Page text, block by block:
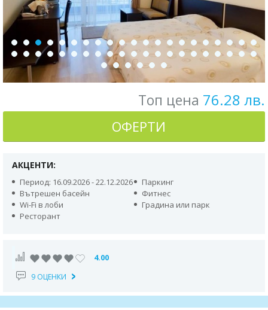
Топ цена 76.28 лв.
ОФЕРТИ
АКЦЕНТИ:
Период: 16.09.2026 - 22.12.2026
Паркинг
Вътрешен басейн
Фитнес
Wi-Fi в лоби
Градина или парк
Ресторант
4.00
9 ОЦЕНКИ